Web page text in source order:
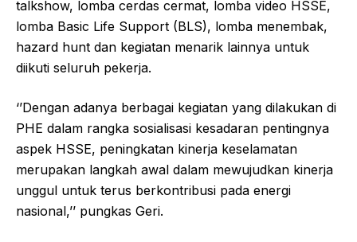
talkshow, lomba cerdas cermat, lomba video HSSE,
lomba Basic Life Support (BLS), lomba menembak,
hazard hunt dan kegiatan menarik lainnya untuk
diikuti seluruh pekerja.
‘’Dengan adanya berbagai kegiatan yang dilakukan di
PHE dalam rangka sosialisasi kesadaran pentingnya
aspek HSSE, peningkatan kinerja keselamatan
merupakan langkah awal dalam mewujudkan kinerja
unggul untuk terus berkontribusi pada energi
nasional,’’ pungkas Geri.